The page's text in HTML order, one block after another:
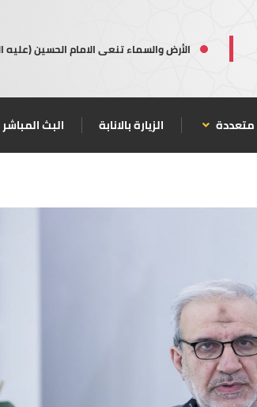
الأرض والسماء تنعى الامام الحسين (عليه
الزيارة بالانابة البث المباشر